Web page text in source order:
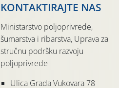
KONTAKTIRAJTE NAS
Ministarstvo poljoprivrede,
šumarstva i ribarstva, Uprava za
stručnu podršku razvoju
poljoprivrede
Ulica Grada Vukovara 78